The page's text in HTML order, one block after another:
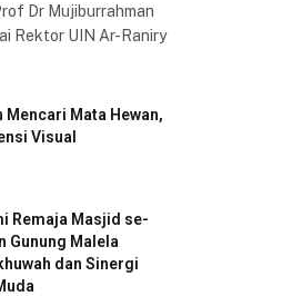
Dr Mujiburrahman
Rektor UIN Ar-Raniry
Mencari Mata Hewan,
Visual
Remaja Masjid se-
Gunung Malela
dan Sinergi